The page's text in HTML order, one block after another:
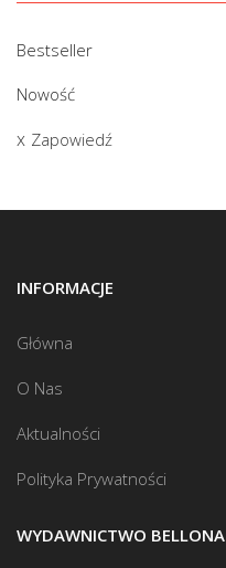
Bestseller
Nowość
Zapowiedź
INFORMACJE
Główna
O Nas
Aktualności
Polityka Prywatności
WYDAWNICTWO BELLONA